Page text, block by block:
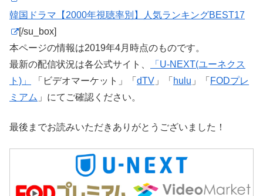
韓国ドラマ【2000年視聴率別】人気ランキングBEST17
[/su_box]
本ページの情報は2019年4月時点のものです。
最新の配信状況は各公式サイト、
「U-NEXT(ユーネクス
ト)」
「ビデオマーケット」「 dTV 」「 hulu 」「 FODプレ
ミアム 」にてご確認ください。
最後までお読みいただきありがとうございました！